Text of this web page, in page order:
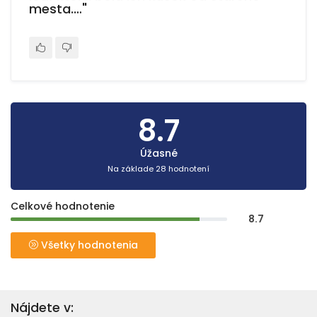
mesta.…"
8.7
Úžasné
Na základe 28 hodnotení
Celkové hodnotenie
8.7
Všetky hodnotenia
Nájdete v: